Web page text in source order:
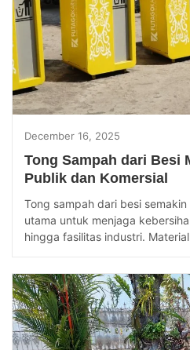
December 16, 2025
Tong Sampah dari Besi
Publik dan Komersial
Tong sampah dari besi
utama untuk menjaga
hingga fasilitas industri.